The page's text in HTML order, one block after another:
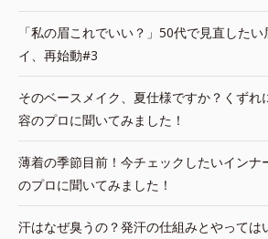
「私の眉これでいい？」50代で見直した
イ、再始動#3
そのベースメイク、夏仕様ですか？くずれ
容のプロに聞いてみました！
薄着の季節目前！今チェックしたいインナ
のプロに聞いてみました！
汗はなぜ臭うの？発汗の仕組みとやっては